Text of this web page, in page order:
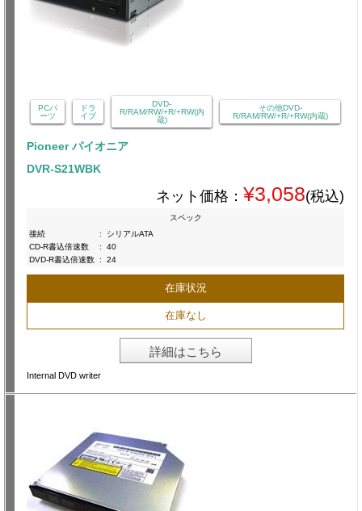
PCパ
ーツ
ドラ
イブ
DVD-
R/RAM/RW/+R/+RW(内
蔵)
その他DVD-
R/RAM/RW/+R/+RW(内蔵)
Pioneer パイオニア
DVR-S21WBK
ネット価格： ¥3,058(税込)
スペック
接続
:
シリアルATA
CD-R書込倍速数
:
40
DVD-R書込倍速数 : 24
在庫状況
在庫なし
詳細はこちら
Internal DVD writer